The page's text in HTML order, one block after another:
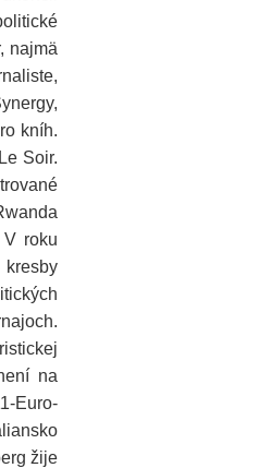
najmä
kníh.
Soir.
V roku
kresby
na
Euro-
žije